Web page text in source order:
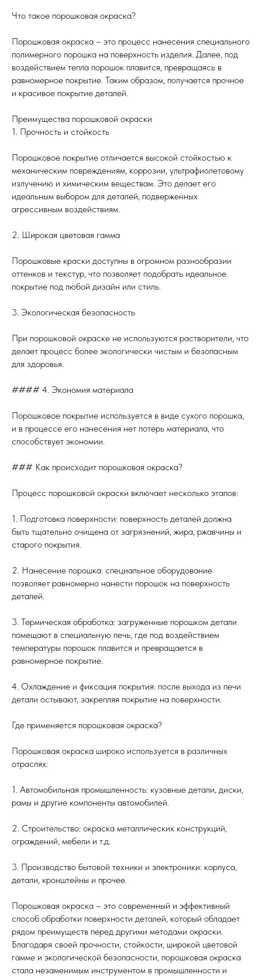
Что такое порошковая окраска?
Порошковая окраска – это процесс нанесения специального
полимерного порошка на поверхность изделия. Далее, под
воздействием тепла порошок плавится, превращаясь в
равномерное покрытие. Таким образом, получается прочное
и красивое покрытие деталей.
Преимущества порошковой окраски
1. Прочность и стойкость
Порошковое покрытие отличается высокой стойкостью к
механическим повреждениям, коррозии, ультрафиолетовому
излучению и химическим веществам. Это делает его
идеальным выбором для деталей, подверженных
агрессивным воздействиям.
2. Широкая цветовая гамма
Порошковые краски доступны в огромном разнообразии
оттенков и текстур, что позволяет подобрать идеальное
покрытие под любой дизайн или стиль.
3. Экологическая безопасность
При порошковой окраске не используются растворители, что
делает процесс более экологически чистым и безопасным
для здоровья.
#### 4. Экономия материала
Порошковое покрытие используется в виде сухого порошка,
и в процессе его нанесения нет потерь материала, что
способствует экономии.
### Как происходит порошковая окраска?
Процесс порошковой окраски включает несколько этапов:
1. Подготовка поверхности: поверхность деталей должна
быть тщательно очищена от загрязнений, жира, ржавчины и
старого покрытия.
2. Нанесение порошка: специальное оборудование
позволяет равномерно нанести порошок на поверхность
деталей.
3. Термическая обработка: загруженные порошком детали
помещают в специальную печь, где под воздействием
температуры порошок плавится и превращается в
равномерное покрытие.
4. Охлаждение и фиксация покрытия: после выхода из печи
детали остывают, закрепляя покрытие на поверхности.
Где применяется порошковая окраска?
Порошковая окраска широко используется в различных
отраслях:
1. Автомобильная промышленность: кузовные детали, диски,
рамы и другие компоненты автомобилей.
2. Строительство: окраска металлических конструкций,
ограждений, мебели и т.д.
3. Производство бытовой техники и электроники: корпуса,
детали, кронштейны и прочее.
Порошковая окраска – это современный и эффективный
способ обработки поверхности деталей, который обладает
рядом преимуществ перед другими методами окраски.
Благодаря своей прочности, стойкости, широкой цветовой
гамме и экологической безопасности, порошковая окраска
стала незаменимым инструментом в промышленности и